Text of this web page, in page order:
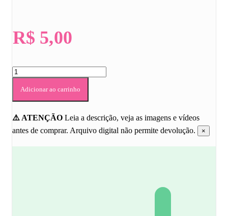
R$ 5,00
Alfabeto
de
Parede
Cactos
Adicionar ao carrinho
⚠️ ATENÇÃO Leia a descrição, veja as imagens e vídeos
antes de comprar. Arquivo digital não permite devolução.
×